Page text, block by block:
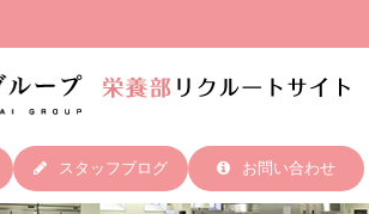
スタッフブログ お問い合わせ